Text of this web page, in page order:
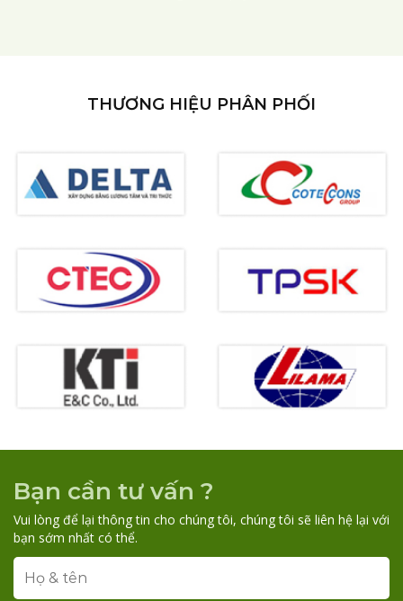
THƯƠNG HIỆU PHÂN PHỐI
Bạn cần tư vấn ?
Vui lòng để lại thông tin cho chúng tôi, chúng tôi sẽ liên hệ lại với
bạn sớm nhất có thể.